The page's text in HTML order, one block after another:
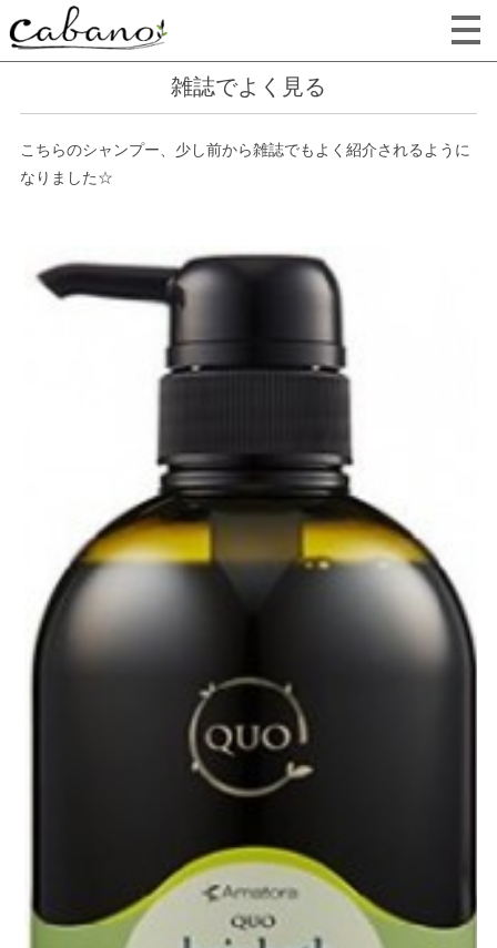
雑誌でよく見る
こちらのシャンプー、少し前から雑誌でもよく紹介されるように
なりました☆